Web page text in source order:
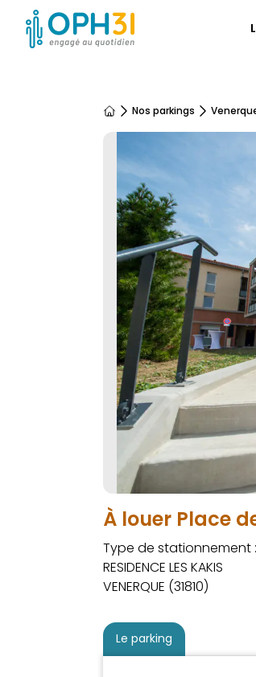
AccueilNos parkings
À louer Place
Type de stationnement :
RESIDENCE LES KAKIS
VENERQUE (31810)
Le parking